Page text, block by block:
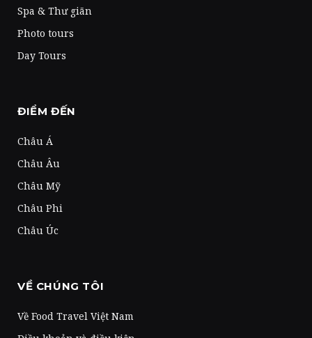
Spa & Thư giãn
Photo tours
Day Tours
ĐIỂM ĐẾN
Châu Á
Châu Âu
Châu Mỹ
Châu Phi
Châu Úc
VỀ CHÚNG TÔI
Về Food Travel Việt Nam